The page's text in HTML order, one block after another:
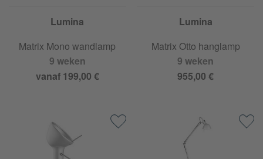
Lumina
Matrix Mono wandlamp
9 weken
vanaf 199,00 €
Lumina
Matrix Otto hanglamp
9 weken
955,00 €